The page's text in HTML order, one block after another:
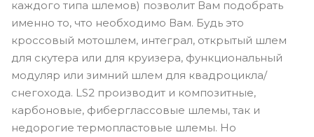
каждого типа шлемов) позволит Вам подобрать
именно то, что необходимо Вам. Будь это
кроссовый мотошлем, интеграл, открытый шлем
для скутера или для круизера, функциональный
модуляр или зимний шлем для квадроцикла/
снегохода. LS2 производит и композитные,
карбоновые, фиберглассовые шлемы, так и
недорогие термопластовые шлемы. Но